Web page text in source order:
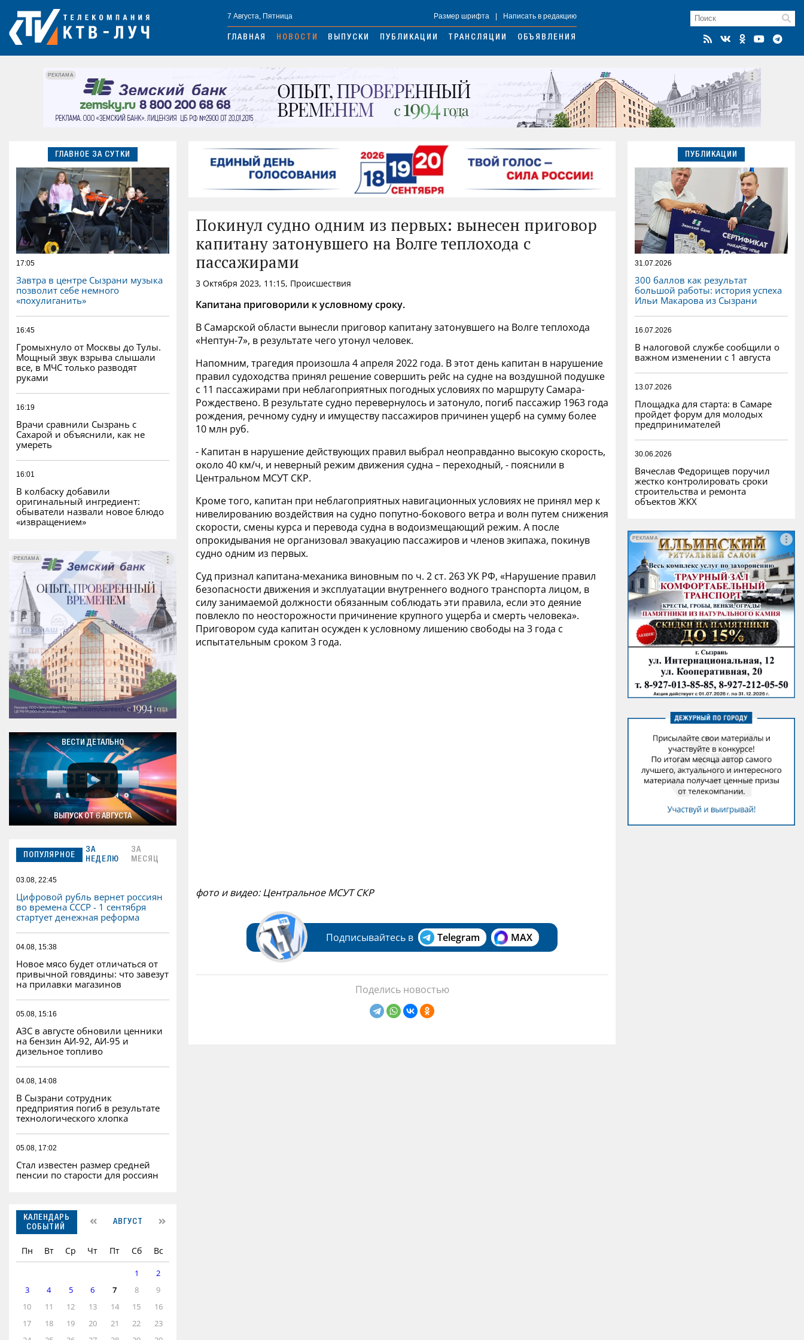
7 Августа, Пятница Размер шрифта Написать в редакцию
ГЛАВНАЯ НОВОСТИ ВЫПУСКИ ПУБЛИКАЦИИ ТРАНСЛЯЦИИ ОБЪЯВЛЕНИЯ
РЕКЛАМА
ГЛАВНОЕ ЗА СУТКИ
17:05
Завтра в центре Сызрани музыка
позволит себе немного
«похулиганить»
16:45
Громыхнуло от Москвы до Тулы.
Мощный звук взрыва слышали
все, в МЧС только разводят
руками
16:19
Врачи сравнили Сызрань с
Сахарой и объяснили, как не
умереть
16:01
В колбаску добавили
оригинальный ингредиент:
обыватели назвали новое блюдо
«извращением»
РЕКЛАМА
РЕКЛАМА
ВЕСТИ ДЕТАЛЬНО
ВЫПУСК ОТ 6 АВГУСТА
ПОПУЛЯРНОЕ
ЗА
НЕДЕЛЮ
ЗА
МЕСЯЦ
03.08, 22:45
Цифровой рубль вернет россиян
во времена СССР - 1 сентября
стартует денежная реформа
04.08, 15:38
Новое мясо будет отличаться от
привычной говядины: что завезут
на прилавки магазинов
05.08, 15:16
АЗС в августе обновили ценники
на бензин АИ-92, АИ-95 и
дизельное топливо
04.08, 14:08
В Сызрани сотрудник
предприятия погиб в результате
технологического хлопка
05.08, 17:02
Стал известен размер средней
пенсии по старости для россиян
КАЛЕНДАРЬ
СОБЫТИЙ
АВГУСТ
Пн Вт Ср Чт Пт Сб Вс
1
2
3
4 5 6 7 8
9
10
11 12 13 14 15
16
17
18 19 20 21 22
23
Покинул судно одним из первых: вынесен приговор
капитану затонувшего на Волге теплохода с
пассажирами
3 Октября 2023, 11:15, Происшествия
Капитана приговорили к условному сроку.
В Самарской области вынесли приговор капитану затонувшего на Волге теплохода
«Нептун-7», в результате чего утонул человек.
Напомним, трагедия произошла 4 апреля 2022 года. В этот день капитан в нарушение
правил судоходства принял решение совершить рейс на судне на воздушной подушке
с 11 пассажирами при неблагоприятных погодных условиях по маршруту Самара-
Рождествено. В результате судно перевернулось и затонуло, погиб пассажир 1963 года
рождения, речному судну и имуществу пассажиров причинен ущерб на сумму более
10 млн руб.
- Капитан в нарушение действующих правил выбрал неоправданно высокую скорость,
около 40 км/ч, и неверный режим движения судна – переходный, - пояснили в
Центральном МСУТ СКР.
Кроме того, капитан при неблагоприятных навигационных условиях не принял мер к
нивелированию воздействия на судно попутно-бокового ветра и волн путем снижения
скорости, смены курса и перевода судна в водоизмещающий режим. А после
опрокидывания не организовал эвакуацию пассажиров и членов экипажа, покинув
судно одним из первых.
Суд признал капитана-механика виновным по ч. 2 ст. 263 УК РФ, «Нарушение правил
безопасности движения и эксплуатации внутреннего водного транспорта лицом, в
силу занимаемой должности обязанным соблюдать эти правила, если это деяние
повлекло по неосторожности причинение крупного ущерба и смерть человека».
Приговором суда капитан осужден к условному лишению свободы на 3 года с
испытательным сроком 3 года.
фото и видео: Центральное МСУТ СКР
Подписывайтесь в Telegram MAX
Поделись новостью
ПУБЛИКАЦИИ
31.07.2026
300 баллов как результат
большой работы: история успеха
Ильи Макарова из Сызрани
16.07.2026
В налоговой службе сообщили о
важном изменении с 1 августа
13.07.2026
Площадка для старта: в Самаре
пройдет форум для молодых
предпринимателей
30.06.2026
Вячеслав Федорищев поручил
жестко контролировать сроки
строительства и ремонта
объектов ЖКХ
РЕКЛАМА